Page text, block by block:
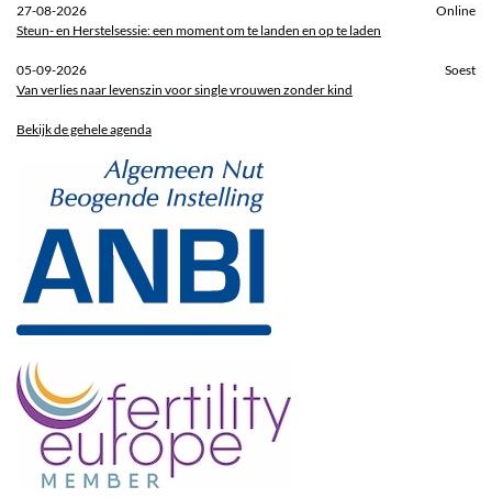
27-08-2026
Online
Steun- en Herstelsessie: een moment om te landen en op te laden
05-09-2026
Soest
Van verlies naar levenszin voor single vrouwen zonder kind
Bekijk de gehele agenda